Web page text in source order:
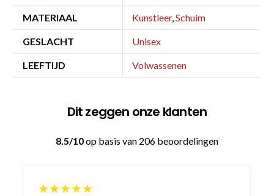
MATERIAAL Kunstleer,Schuim
GESLACHT Unisex
LEEFTIJD Volwassenen
Dit zeggen onze klanten
8.5/10op basis van 206 beoordelingen
★★★★★